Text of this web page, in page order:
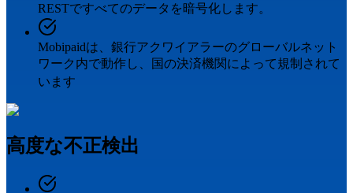
RESTですべてのデータを暗号化します。
Mobipaidは、銀行アクワイアラーのグローバルネット
ワーク内で動作し、国の決済機関によって規制されて
います
高度な不正検出